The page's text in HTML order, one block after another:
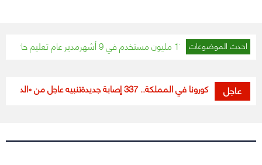
احدث الموضوعات
يتجاوز 17 مليون مستخدم في 9 أشهر مدير عام تعليم حائل يدشن
عاجل
مستجدات كورونا في المملكة.. 337 إصابة جديدة تنبيه عاجل من «الدفاع